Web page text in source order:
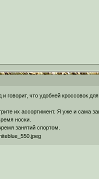
что удобней кроссовок
их ассортимент. Я уже и сама
носки.
занятий спортом.